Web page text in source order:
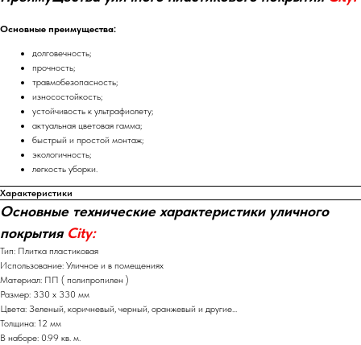
Основные преимущества:
долговечность;
прочность;
травмобезопасность;
износостойкость;
устойчивость к ультрафиолету;
актуальная цветовая гамма;
быстрый и простой монтаж;
экологичность;
легкость уборки.
Характеристики
Основные технические характеристики уличного
покрытия City:
Тип: Плитка пластиковая
Использование: Уличное и в помещениях
Материал: ПП ( полипропилен )
Размер: 330 х 330 мм
Цвета: Зеленый, коричневый, черный, оранжевый и другие...
Толщина: 12 мм
В наборе: 0.99 кв. м.